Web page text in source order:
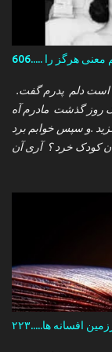
.خانه, دلتنگ غروبی خفه بود .مثل امروزکه تنگ است دلم پدرم گفت
روز گذشت مادرم آه
.و سپس خوابم برد
کودک خرد ؟ آری آن
افسانه ها.....۲۲۳